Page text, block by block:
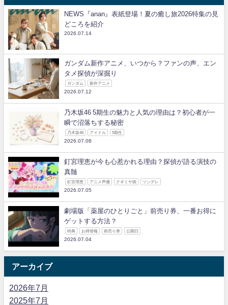
NEWS『anan』表紙登場！夏の癒し旅2026特集の見
どころを紹介
2026.07.14
ガンダム新作アニメ、いつから？ファンの声、エン
タメ探偵が深掘り
ガンダム 新作アニメ
2026.07.12
乃木坂46 5期生の魅力と人気の理由は？初心者が一
瞬で沼落ちする秘密
乃木坂46 アイドル 5期生
2026.07.08
釘宮理恵が今も心惹かれる理由？探偵が語る演技の
真髄
釘宮理恵 アニメ声優 クギミヤ病 ツンデレ
2026.07.05
劇場版「薬屋のひとりごと」前売り券、一番お得に
ゲットする方法？
特典 お得情報 前売り券 公開日
2026.07.04
アーカイブ
2026年7月
2025年7月